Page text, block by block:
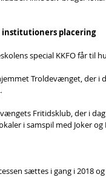
institutioners placering
special KKFO får til
Troldevænget, der i
Fritidsklub, der i
i samspil med Joker
sættes i gang i 2018